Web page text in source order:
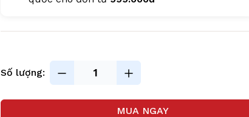
Số lượng:
MUA NGAY